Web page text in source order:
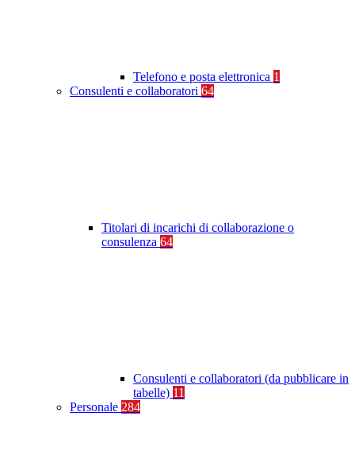
Telefono e posta elettronica 1
Consulenti e collaboratori 64
Titolari di incarichi di collaborazione o
consulenza 64
Consulenti e collaboratori (da pubblicare in
tabelle) 11
Personale 284